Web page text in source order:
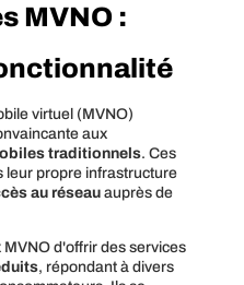
MVNO :
virtuel (MVNO)
aux
traditionnels. Ces
leur propre infrastructure
au réseauauprès de
d'offrir des services
, répondant à divers